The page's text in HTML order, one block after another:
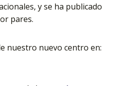
y se ha publicado
pares.
nuestro nuevo centro en: